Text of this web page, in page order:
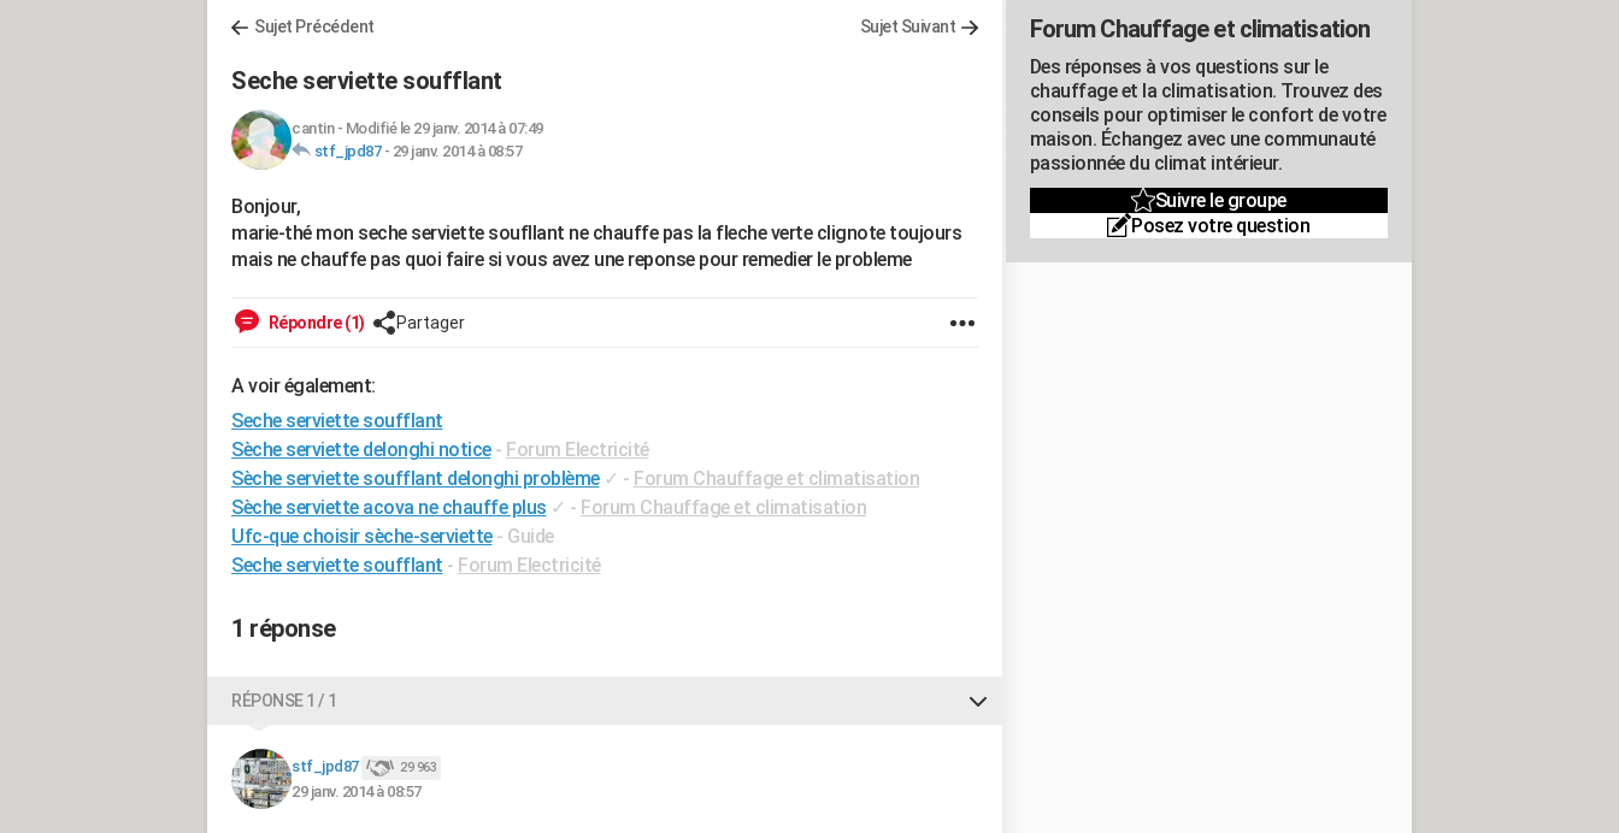
Sujet Précédent Sujet Suivant
Seche serviette soufflant
cantin- Modifié le 29 janv. 2014 à 07:49
stf_jpd87- 29 janv. 2014 à 08:57
Bonjour,
marie-thé mon seche serviette soufllant ne chauffe pas la fleche verte clignote toujours
mais ne chauffe pas quoi faire si vous avez une reponse pour remedier le probleme
Répondre (1) Partager
A voir également:
Seche serviette soufflant
Sèche serviette delonghi notice - Forum Electricité
Sèche serviette soufflant delonghi problème ✓ - Forum Chauffage et climatisation
Sèche serviette acova ne chauffe plus ✓ - Forum Chauffage et climatisation
Ufc-que choisir sèche-serviette - Guide
Seche serviette soufflant - Forum Electricité
1 réponse
RÉPONSE 1 / 1
stf_jpd87 29 963
29 janv. 2014 à 08:57
Forum Chauffage et climatisation
Des réponses à vos questions sur le
chauffage et la climatisation. Trouvez des
conseils pour optimiser le confort de votre
maison. Échangez avec une communauté
passionnée du climat intérieur.
Suivre le groupe
Posez votre question